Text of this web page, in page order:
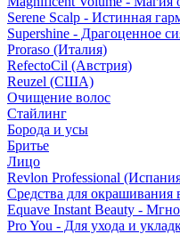
Serene Scalp - Истинная
Supershine - Драгоценное
Proraso (Италия)
RefectoCil (Австрия)
Reuzel (США)
Очищение волос
Стайлинг
Борода и усы
Бритье
Лицо
Revlon Professional
Средства для окрашивания
Equave Instant Beauty -
Pro You - Для ухода и